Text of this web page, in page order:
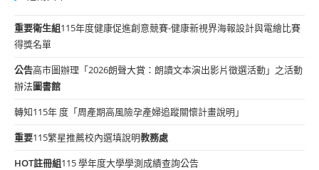
重要衛生組115年度健康促進創意競賽-健康新視界海報設計與電繪比賽
得獎名單
公告高市圖辦理「2026朗聲大賞：朗讀文本演出影片徵選活動」之活動
辦法圖書館
轉知115年 度「周產期高風險孕產婦追蹤關懷計畫說明」
重要115繁星推薦校內選填說明教務處
HOT註冊組115 學年度大學學測成績查詢公告